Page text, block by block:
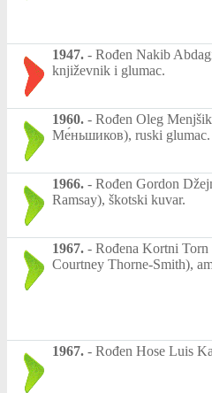
1947. - Rođen Nakib
književnik i glumac.
1960. - Rođen Oleg
Ме́ньшиков), ruski glumac.
1966. - Rođen Gordon
Ramsay), škotski kuvar.
1967. - Rođena Kortni Torn
Courtney Thorne-Smith),
1967. - Rođen Hose Luis